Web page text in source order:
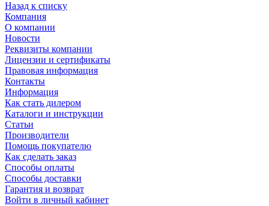
Назад к списку
Компания
О компании
Новости
Реквизиты компании
Лицензии и сертификаты
Правовая информация
Контакты
Информация
Как стать дилером
Каталоги и инструкции
Статьи
Производители
Помощь покупателю
Как сделать заказ
Способы оплаты
Способы доставки
Гарантия и возврат
Войти в личный кабинет